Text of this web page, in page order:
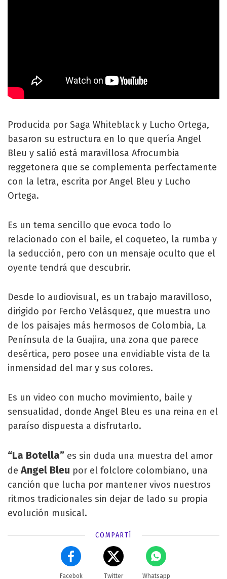
Producida por Saga Whiteblack y Lucho Ortega,
basaron su estructura en lo que quería Angel
Bleu y salió está maravillosa Afrocumbia
reggetonera que se complementa perfectamente
con la letra, escrita por Angel Bleu y Lucho
Ortega.
Es un tema sencillo que evoca todo lo
relacionado con el baile, el coqueteo, la rumba y
la seducción, pero con un mensaje oculto que el
oyente tendrá que descubrir.
Desde lo audiovisual, es un trabajo maravilloso,
dirigido por Fercho Velásquez, que muestra uno
de los paisajes más hermosos de Colombia, La
Península de la Guajira, una zona que parece
desértica, pero posee una envidiable vista de la
inmensidad del mar y sus colores.
Es un video con mucho movimiento, baile y
sensualidad, donde Angel Bleu es una reina en el
paraíso dispuesta a disfrutarlo.
“La Botella” es sin duda una muestra del amor
de Angel Bleu por el folclore colombiano, una
canción que lucha por mantener vivos nuestros
ritmos tradicionales sin dejar de lado su propia
evolución musical.
COMPARTÍ
Facebok Twitter Whatsapp